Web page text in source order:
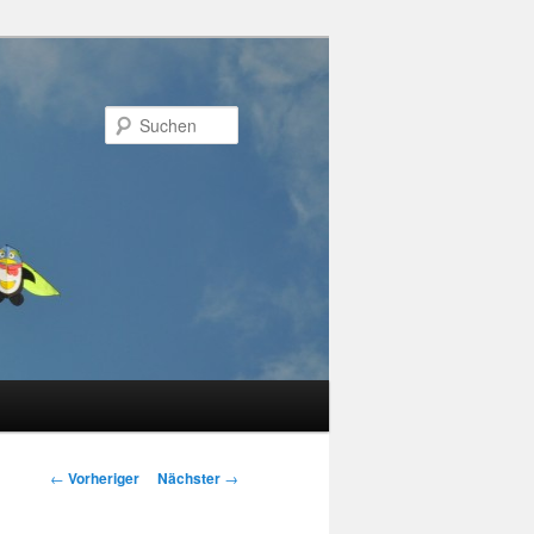
Beitragsnavigation
← Vorheriger Nächster →